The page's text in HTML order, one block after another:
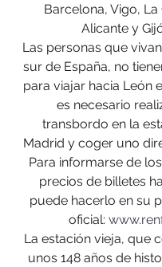
Barcelona, Vigo, La
Alicante y
Las personas que
sur de España, no
para viajar hacia León
es necesario
transbordo en la
Madrid y coger uno
Para informarse de
precios de billetes
puede hacerlo en su
oficial:
La estación vieja, que
unos 148 años de